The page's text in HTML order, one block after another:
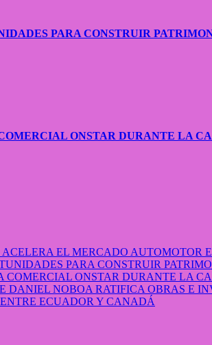
PARA CONSTRUIR
ONSTAR DURANTE LA
EL MERCADO AUTOMOTOR
PARA CONSTRUIR
COMERCIAL ONSTAR DURANTE LA
DANIEL NOBOA RATIFICA OBRAS E
ECUADOR Y CANADÁ